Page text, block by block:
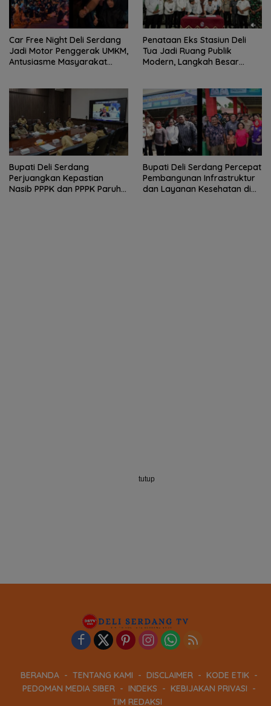
Car Free Night Deli Serdang
Jadi Motor Penggerak UMKM,
Antusiasme Masyarakat
Penataan Eks Stasiun Deli
Tua Jadi Ruang Publik
Modern, Langkah Besar
Bupati Deli Serdang
Perjuangkan Kepastian
Nasib PPPK dan PPPK Paruh
Bupati Deli Serdang Percepat
Pembangunan Infrastruktur
dan Layanan Kesehatan di
BERANDA TENTANG KAMI DISCLAIMER
KODE ETIK
PEDOMAN MEDIA SIBER
INDEKS
KEBIJAKAN PRIVASI
TIM REDAKSI
tutup